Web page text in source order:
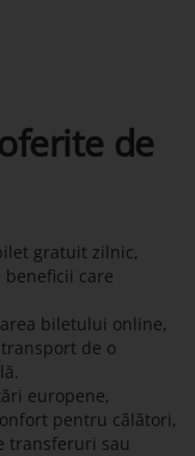
de
gratuit zilnic,
care
biletului online,
de o
europene,
pentru călători,
transferuri sau